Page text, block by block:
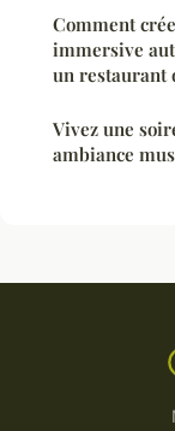
Comment
immersive
un restaurant
Vivez une
ambiance